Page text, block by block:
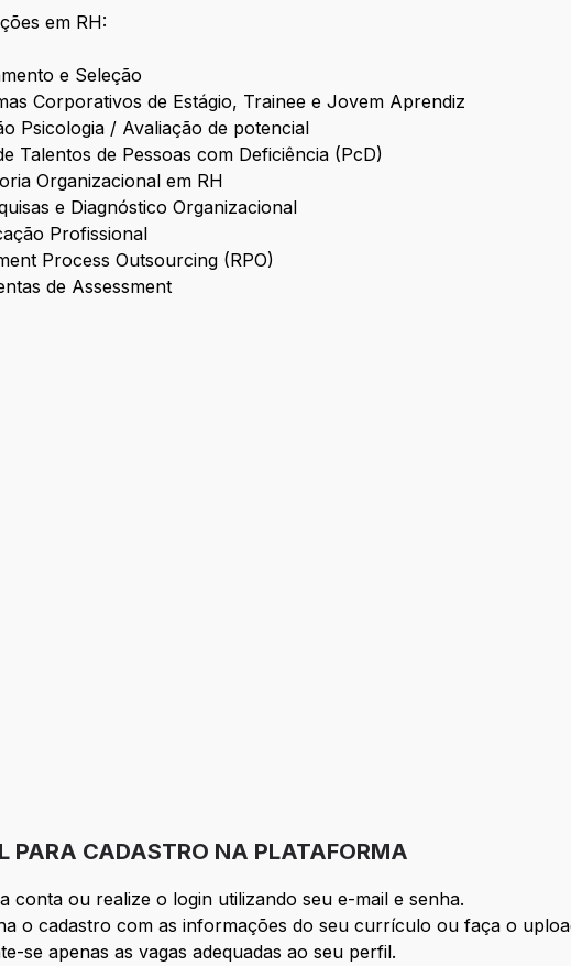
em RH:
e Seleção
Corporativos de Estágio, Trainee e Jovem Aprendiz
Psicologia / Avaliação de potencial
de Pessoas com Deficiência (PcD)
Organizacional em RH
e Diagnóstico Organizacional
Profissional
Process Outsourcing (RPO)
de Assessment
PARA CADASTRO NA PLATAFORMA
conta ou realize o login utilizando seu e-mail e senha.
o cadastro com as informações do seu currículo ou faça o
se apenas as vagas adequadas ao seu perfil.